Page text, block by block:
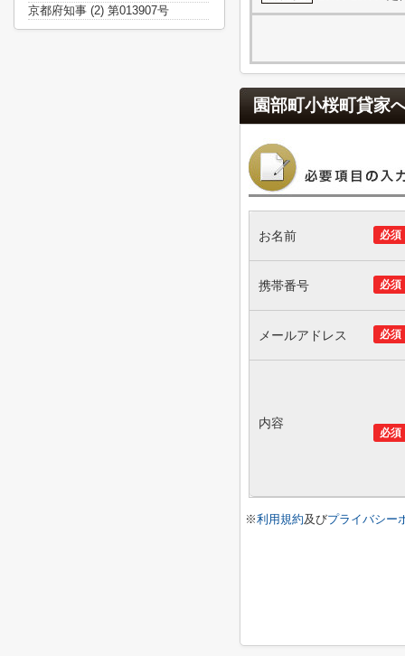
園部町小桜町貸家
必須
お名前
必須
携帯番号
必須
メールアドレス
必須
内容
※利用規約及びプライバシー
京都府知事 (2) 第013907号